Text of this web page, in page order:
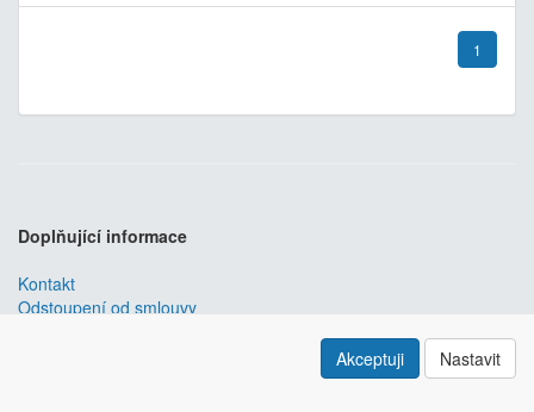
1
Doplňující informace
Kontakt
Odstoupení od smlouvy
je nejlepším řešením e-commerce pro informační
Akceptuji Nastavit